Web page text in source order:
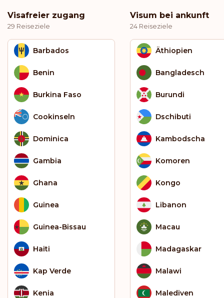
Visafreier zugang
29 Reiseziele
Barbados
Benin
Burkina Faso
Cookinseln
Dominica
Gambia
Ghana
Guinea
Guinea-Bissau
Haiti
Kap Verde
Kenia
Visum bei ankunft
24 Reiseziele
Äthiopien
Bangladesch
Burundi
Dschibuti
Kambodscha
Komoren
Kongo
Libanon
Macau
Madagaskar
Malawi
Malediven